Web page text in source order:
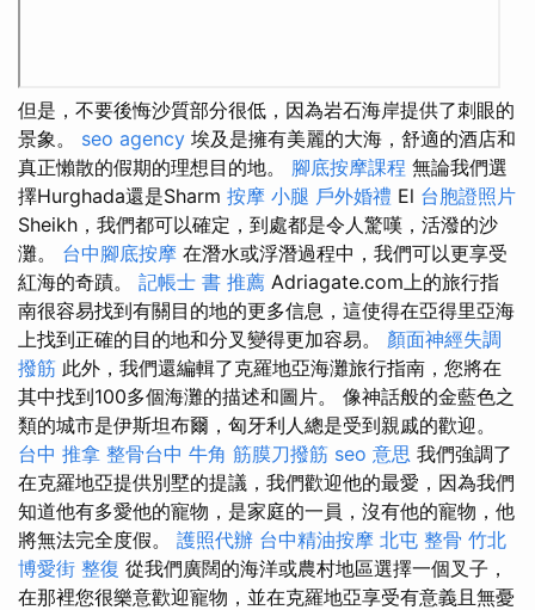
但是，不要後悔沙質部分很低，因為岩石海岸提供了刺眼的
景象。 seo agency 埃及是擁有美麗的大海，舒適的酒店和
真正懶散的假期的理想目的地。 腳底按摩課程 無論我們選
擇Hurghada還是Sharm 按摩 小腿 戶外婚禮 El 台胞證照片
Sheikh，我們都可以確定，到處都是令人驚嘆，活潑的沙
灘。 台中腳底按摩 在潛水或浮潛過程中，我們可以更享受
紅海的奇蹟。 記帳士 書 推薦 Adriagate.com上的旅行指
南很容易找到有關目的地的更多信息，這使得在亞得里亞海
上找到正確的目的地和分叉變得更加容易。 顏面神經失調
撥筋 此外，我們還編輯了克羅地亞海灘旅行指南，您將在
其中找到100多個海灘的描述和圖片。 像神話般的金藍色之
類的城市是伊斯坦布爾，匈牙利人總是受到親戚的歡迎。
台中 推拿 整骨台中 牛角 筋膜刀撥筋 seo 意思 我們強調了
在克羅地亞提供別墅的提議，我們歡迎他的最愛，因為我們
知道他有多愛他的寵物，是家庭的一員，沒有他的寵物，他
將無法完全度假。 護照代辦 台中精油按摩 北屯 整骨 竹北
博愛街 整復 從我們廣闊的海洋或農村地區選擇一個叉子，
在那裡您很樂意歡迎寵物，並在克羅地亞享受有意義且無憂